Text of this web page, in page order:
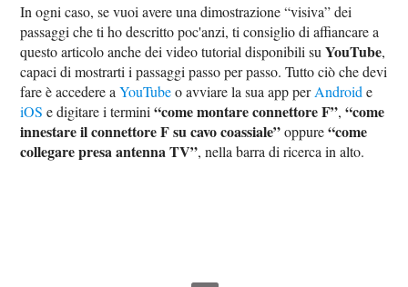
In ogni caso, se vuoi avere una dimostrazione “visiva” dei
passaggi che ti ho descritto poc'anzi, ti consiglio di affiancare a
questo articolo anche dei video tutorial disponibili suYouTube,
capaci di mostrarti i passaggi passo per passo. Tutto ciò che devi
fare è accedere aYouTubeo avviare la sua app perAndroid e
iOS e digitare i termini“come montare connettore F”,“come
innestare il connettore F su cavo coassiale”oppure“come
collegare presa antenna TV”, nella barra di ricerca in alto.